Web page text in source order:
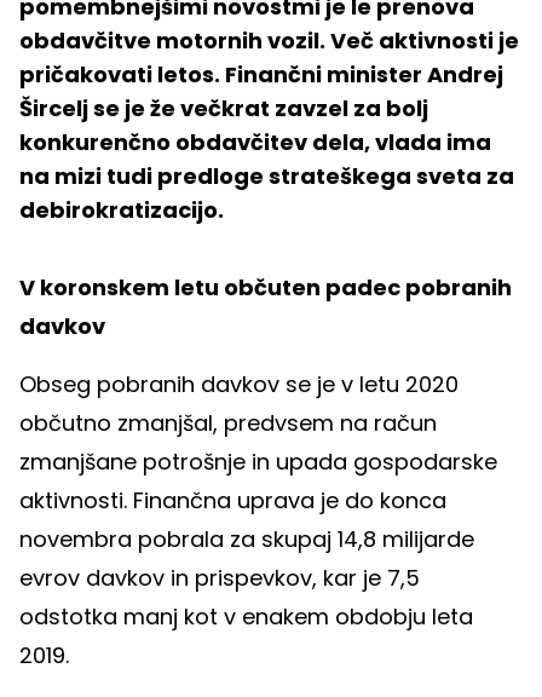
pomembnejšimi novostmi je le prenova
obdavčitve motornih vozil. Več aktivnosti je
pričakovati letos. Finančni minister Andrej
Šircelj se je že večkrat zavzel za bolj
konkurenčno obdavčitev dela, vlada ima
na mizi tudi predloge strateškega sveta za
debirokratizacijo.
V koronskem letu občuten padec pobranih
davkov
Obseg pobranih davkov se je v letu 2020
občutno zmanjšal, predvsem na račun
zmanjšane potrošnje in upada gospodarske
aktivnosti. Finančna uprava je do konca
novembra pobrala za skupaj 14,8 milijarde
evrov davkov in prispevkov, kar je 7,5
odstotka manj kot v enakem obdobju leta
2019.